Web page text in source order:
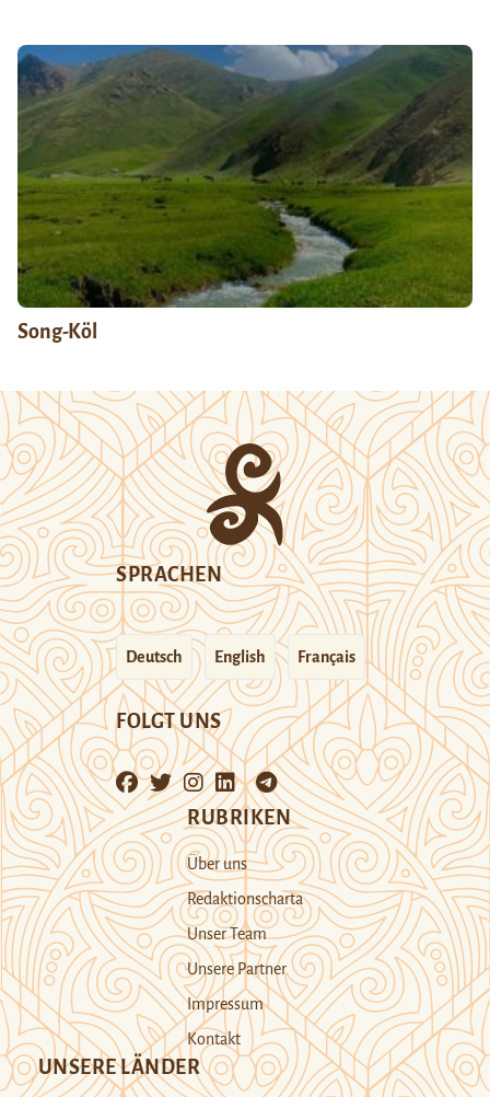
Song-Köl
SPRACHEN
Deutsch English Français
FOLGT UNS
RUBRIKEN
Über uns
Redaktionscharta
Unser Team
Unsere Partner
Impressum
Kontakt
UNSERE LÄNDER